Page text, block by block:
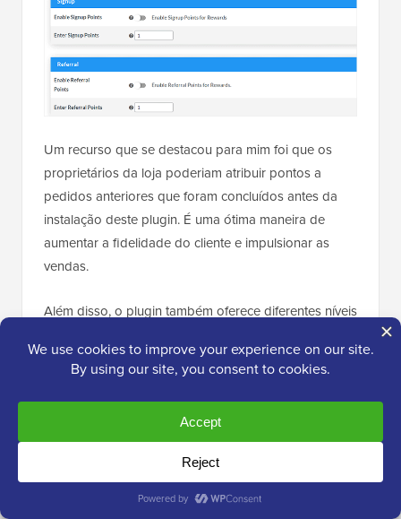
Um recurso que se destacou para mim foi que os
proprietários da loja poderiam atribuir pontos a
pedidos anteriores que foram concluídos antes da
instalação deste plugin. É uma ótima maneira de
aumentar a fidelidade do cliente e impulsionar as
vendas.
Além disso, o plugin também oferece diferentes níveis
oferece uma opção de roda giratória para ganhar,
onde os usuários podem ganhar mais pontos.
Prós do Points and Rewards for WooCommerce:
Plugin simples e fácil de usar
Integração perfeita com WooCommerce